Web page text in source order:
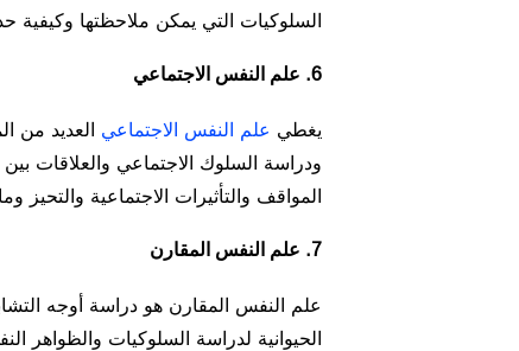
السلوكيات التي يمكن ملاحظتها وكيفية
6. علم النفس الاجتماعي
يغطي علم النفس الاجتماعي العديد من
ودراسة السلوك الاجتماعي والعلاقات
المواقف والتأثيرات الاجتماعية والتحيز
7. علم النفس المقارن
علم النفس المقارن هو دراسة أوجه
الحيوانية لدراسة السلوكيات والظواهر